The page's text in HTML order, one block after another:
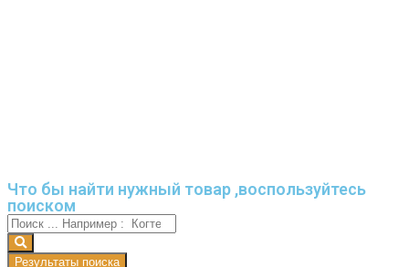
Что бы найти нужный товар ,воспользуйтесь
поиском
Результаты поиска